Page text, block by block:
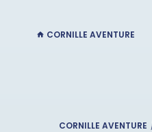
CORNILLE AVENTURE
CORNILLE AVENTURE